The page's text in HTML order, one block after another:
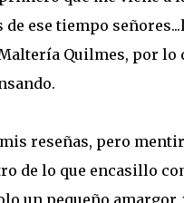
ese tiempo
Quilmes, por lo
reseñas, pero
de lo que encasillo
un pequeño